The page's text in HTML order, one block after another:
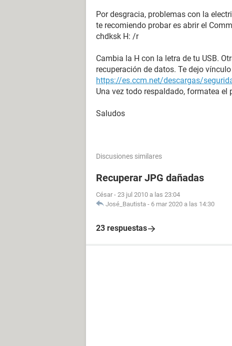
Por desgracia, problemas con la
te recomiendo probar es abrir el
chdksk H: /r
Cambia la H con la letra de tu USB.
recuperación de datos. Te dejo
https://es.ccm.net/descargas/
Una vez todo respaldado, formatea
Saludos
Discusiones similares
Recuperar JPG dañadas
César - 23 jul 2010 a las 23:04
José_Bautista - 6 mar 2020 a las 14:30
23 respuestas